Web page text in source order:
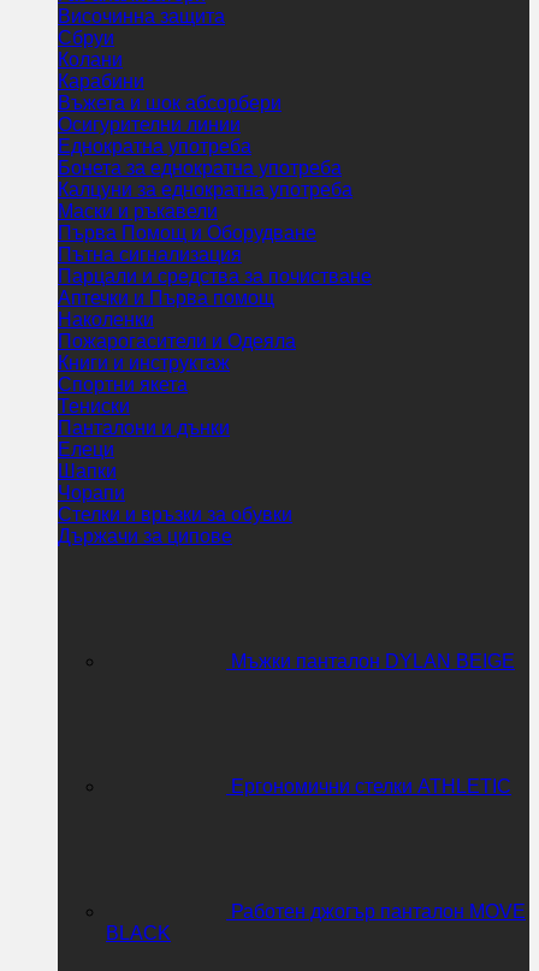
Височинна защита
Сбруи
Колани
Карабини
Въжета и шок абсорбери
Осигурителни линии
Еднократна употреба
Бонета за еднократна употреба
Калцуни за еднократна употреба
Маски и ръкавели
Първа Помощ и Оборудване
Пътна сигнализация
Парцали и средства за почистване
Аптечки и Първа помощ
Наколенки
Пожарогасители и Одеяла
Книги и инструктаж
Спортни якета
Тениски
Панталони и дънки
Елеци
Шапки
Чорапи
Стелки и връзки за обувки
Държачи за ципове
Мъжки панталон DYLAN BEIGE
Ергономични стелки ATHLETIC
Работен джогър панталон MOVE
BLACK